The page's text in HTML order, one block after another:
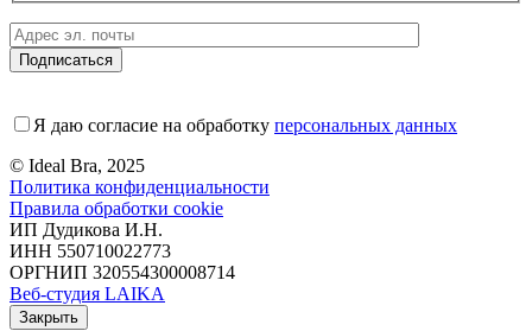
Я даю согласие на обработку персональных данных
© Ideal Bra, 2025
Политика конфиденциальности
Правила обработки cookie
ИП Дудикова И.Н.
ИНН 550710022773
ОРГНИП 320554300008714
Веб-студия LAIKA
Закрыть